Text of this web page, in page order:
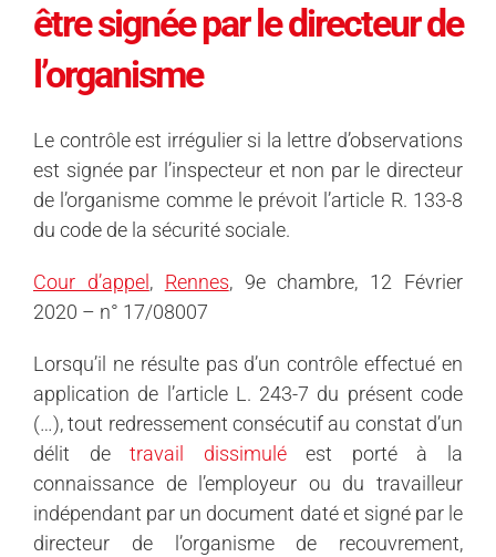
être signée par le directeur de
l’organisme
Le contrôle est irrégulier si la lettre d’observations
est signée par l’inspecteur et non par le directeur
de l’organisme comme le prévoit l’article R. 133-8
du code de la sécurité sociale.
Cour d’appel , Rennes, 9e chambre, 12 Février
2020 – n° 17/08007
Lorsqu’il ne résulte pas d’un contrôle effectué en
application de l’article L. 243-7 du présent code
(…), tout redressement consécutif au constat d’un
délit detravail dissimuléest porté à la
connaissance de l’employeur ou du travailleur
indépendant par un document daté et signé par le
directeur de l’organisme de recouvrement,